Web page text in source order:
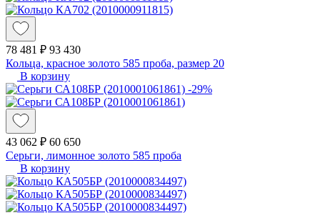
78 481 ₽ 93 430
Кольца, красное золото 585 проба, размер 20
В корзину
-29%
43 062 ₽ 60 650
Серьги, лимонное золото 585 проба
В корзину